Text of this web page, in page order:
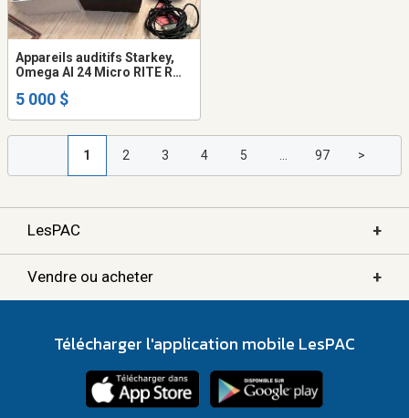
Appareils auditifs Starkey,
Omega AI 24 Micro RITE R
5 000 $
1 2 3 4 5 ... 97 >
LesPAC +
Vendre ou acheter +
Télécharger l'application mobile LesPAC